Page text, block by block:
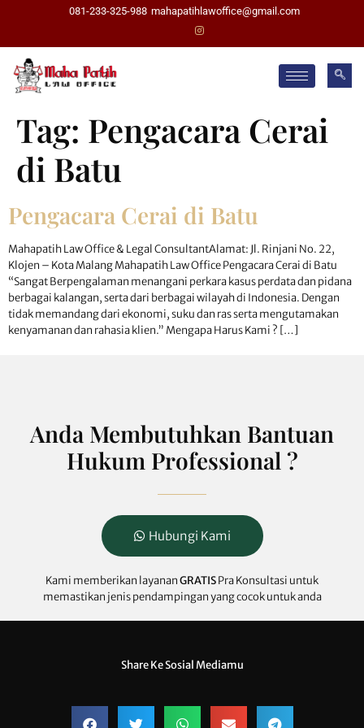
081-233-325-988 mahapatihlawoffice@gmail.com
Tag: Pengacara Cerai
di Batu
Pengacara Cerai di Batu
Mahapatih Law Office & Legal ConsultantAlamat: Jl. Rinjani No. 22,
Klojen – Kota Malang Mahapatih Law Office Pengacara Cerai di Batu
“Sangat Berpengalaman menangani perkara kasus perdata dan pidana
berbagai kalangan, serta dari berbagai wilayah di Indonesia. Dengan
tidak memandang dari ekonomi, suku dan ras serta mengutamakan
kenyamanan dan rahasia klien.” Mengapa Harus Kami ? […]
Anda Membutuhkan Bantuan
Hukum Professional ?
Hubungi Kami
Kami memberikan layananGRATISPra Konsultasi untuk
memastikan jenis pendampingan yang cocok untuk anda
Share Ke Sosial Mediamu